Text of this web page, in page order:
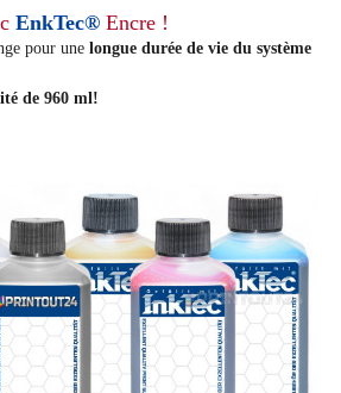
EnkTec® Encre !
pour une longue durée de vie du système
de 960 ml!